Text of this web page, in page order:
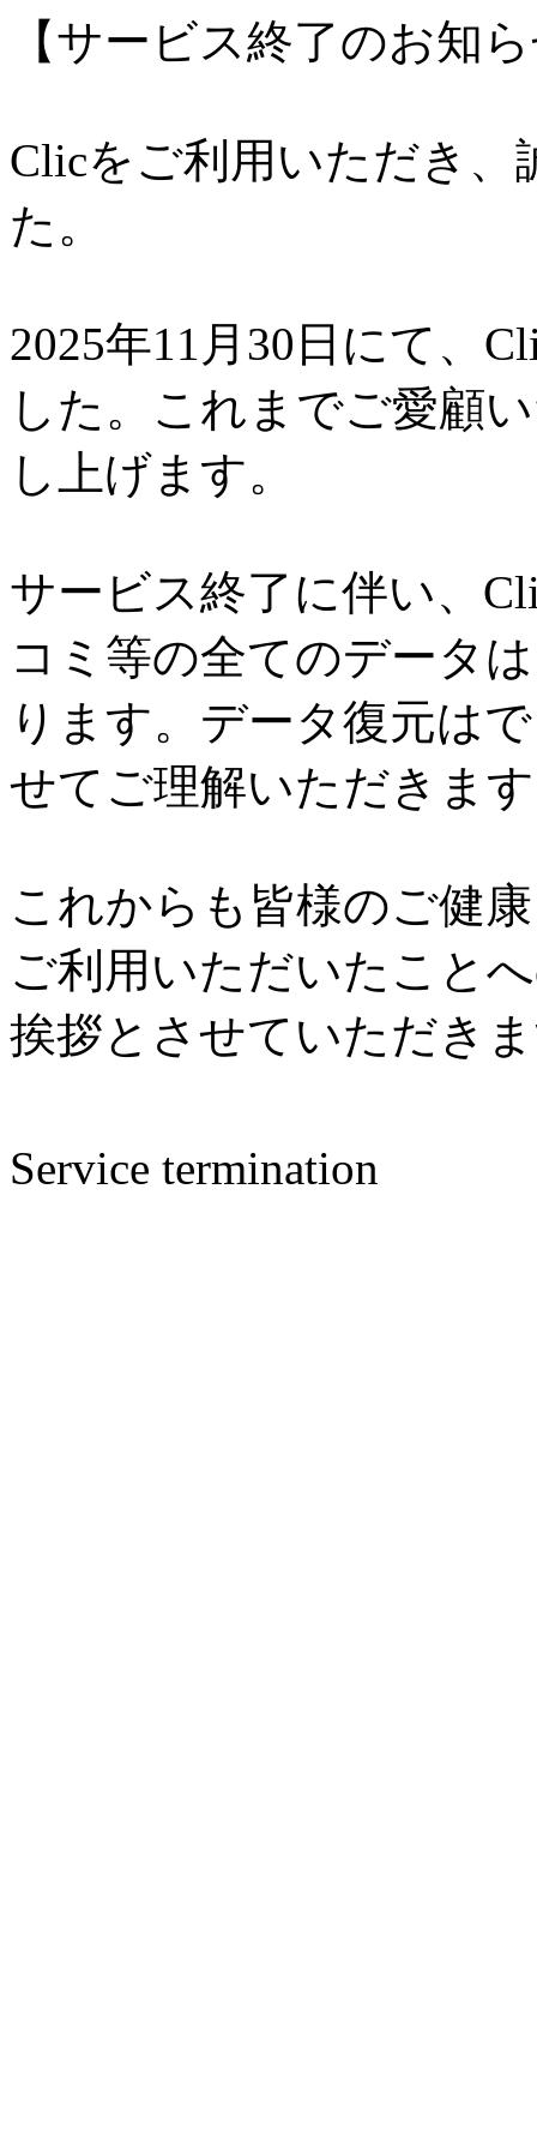
【サービス終了のお知
Clicをご利用いただき
た。
2025年11月30日にて、
した。これまでご愛顧
し上げます。
サービス終了に伴い、
コミ等の全てのデータ
ります。データ復元は
せてご理解いただきま
これからも皆様のご健
ご利用いただいたこと
挨拶とさせていただき
Service termination